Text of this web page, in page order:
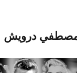
مصطفي درويش